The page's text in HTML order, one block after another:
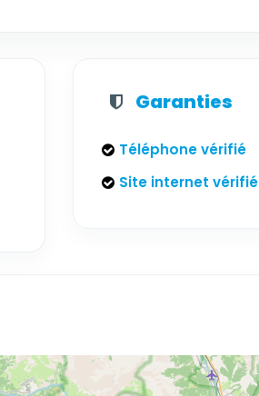
Garanties
Téléphone vérifié
Site internet vérifié